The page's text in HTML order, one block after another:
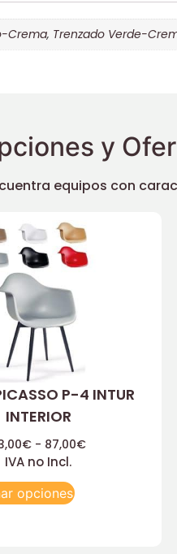
Crema, Trenzado Verde-
y
equipos con
P-4 INTUR
INTERIOR
€ - 87,00€
IVA no Incl.
opciones